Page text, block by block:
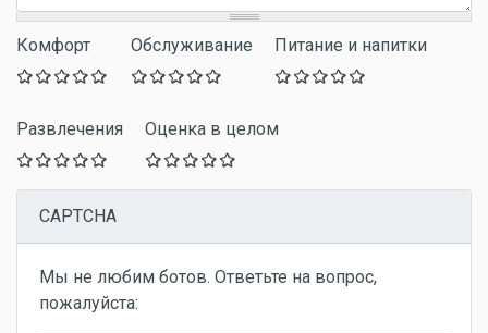
Комфорт Обслуживание Питание и напитки
Развлечения Оценка в целом
CAPTCHA
Мы не любим ботов. Ответьте на вопрос,
пожалуйста: